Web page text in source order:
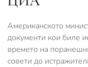
Американското
документи кои биле
времето на
совети до